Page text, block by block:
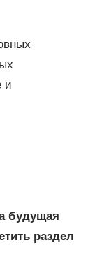
и
будущая
раздел